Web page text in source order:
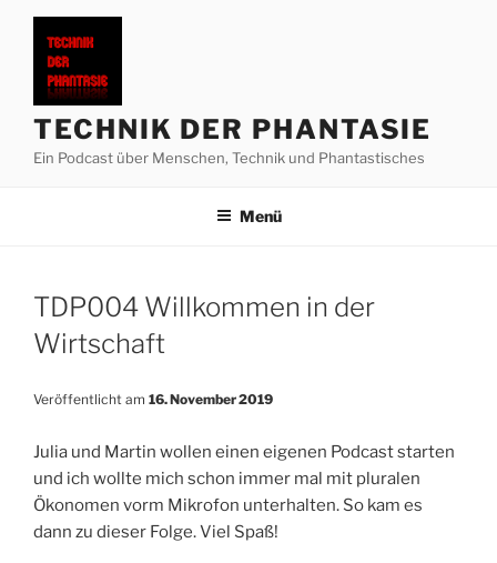
Zum
springen
TECHNIK DER PHANTASIE
Ein Podcast über Menschen, Technik und Phantastisches
Menü
TDP004 Willkommen in der
Wirtschaft
Veröffentlicht am 16. November 2019
Julia und Martin wollen einen eigenen Podcast starten
und ich wollte mich schon immer mal mit pluralen
Ökonomen vorm Mikrofon unterhalten. So kam es
dann zu dieser Folge. Viel Spaß!